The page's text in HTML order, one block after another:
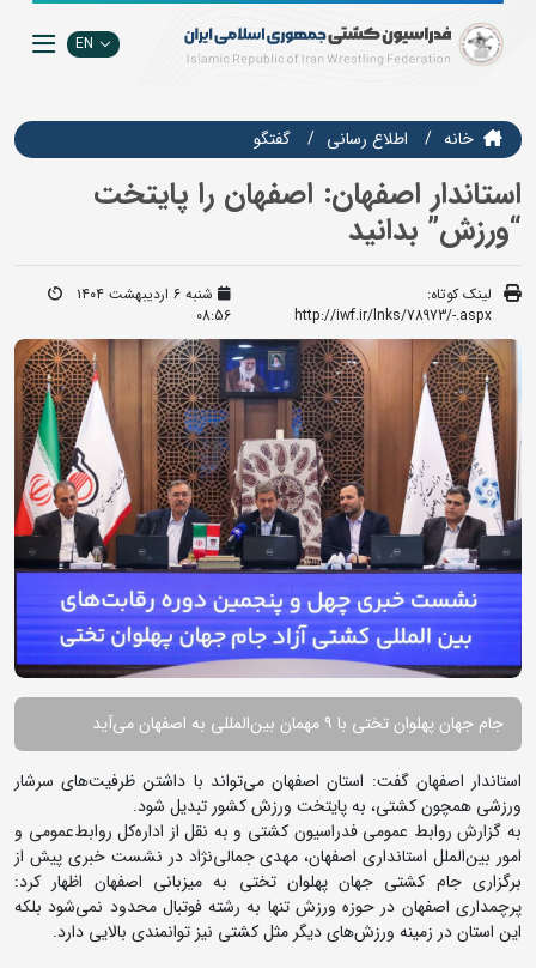
EN
خانه اطلاع رسانی گفتگو
استاندار اصفهان: اصفهان را پایتخت
“ورزش” بدانید
لینک کوتاه:
http://iwf.ir/lnks/78973/-.aspx
شنبه ۶ اردیبهشت ۱۴۰۴
08:56
جام جهان پهلوان تختی با ۹ مهمان بین‌المللی به اصفهان می‌آید
استاندار اصفهان گفت: استان اصفهان می‌تواند با داشتن ظرفیت‌های سرشار
ورزشی همچون کشتی، به پایتخت ورزش کشور تبدیل شود.
به گزارش روابط عمومی فدراسیون کشتی و به نقل از اداره‌کل روابط‌عمومی و
امور بین‌الملل استانداری اصفهان، مهدی جمالی‌نژاد در نشست خبری پیش از
برگزاری جام کشتی جهان پهلوان تختی به میزبانی اصفهان اظهار کرد:
پرچمداری اصفهان در حوزه ورزش تنها به رشته فوتبال محدود نمی‌شود بلکه
این استان در زمینه‌ ورزش‌های دیگر مثل کشتی نیز توانمندی بالایی دارد.